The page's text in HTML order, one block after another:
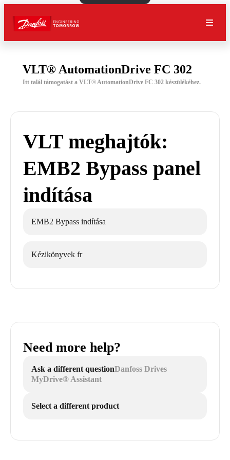
VLT® AutomationDrive FC 302
Itt talál támogatást a VLT® AutomationDrive FC 302 készülékéhez.
VLT meghajtók:
EMB2 Bypass panel
indítása
EMB2 Bypass indítása
Kézikönyvek fr
Need more help?
Ask a different questionDanfoss Drives
MyDrive® Assistant
Select a different product